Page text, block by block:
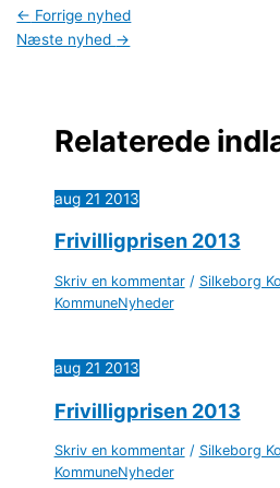
← Forrige nyhed
Næste nyhed →
Relaterede
aug 21 2013
Frivilligprisen 2013
Skriv en kommentar / Silkeborg
KommuneNyheder
aug 21 2013
Frivilligprisen 2013
Skriv en kommentar / Silkeborg
KommuneNyheder